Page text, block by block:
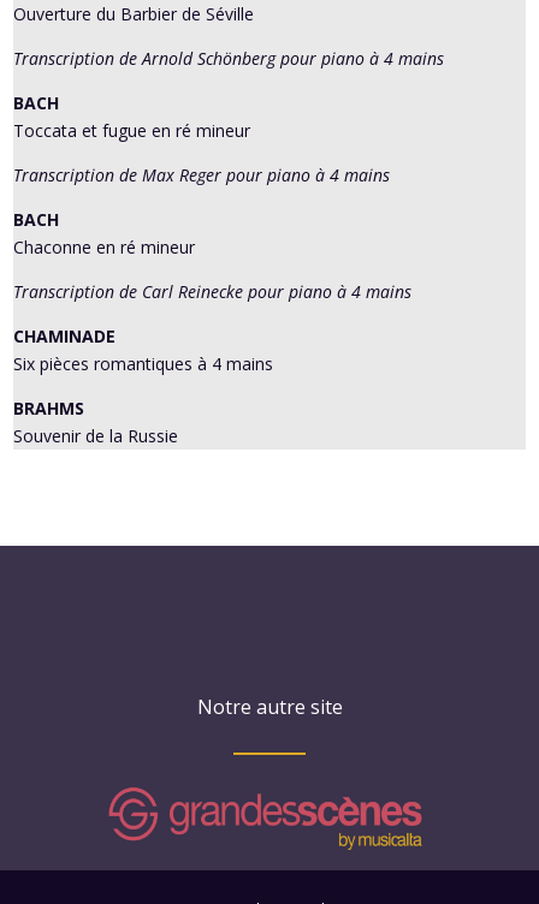
Ouverture du Barbier de Séville
Transcription de Arnold Schönberg pour piano à 4 mains
BACH
Toccata et fugue en ré mineur
Transcription de Max Reger pour piano à 4 mains
BACH
Chaconne en ré mineur
Transcription de Carl Reinecke pour piano à 4 mains
CHAMINADE
Six pièces romantiques à 4 mains
BRAHMS
Souvenir de la Russie
Notre autre site